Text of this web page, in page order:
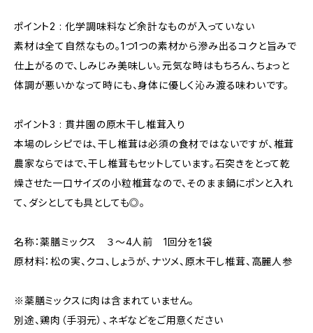
ポイント2 : 化学調味料など余計なものが入っていない
素材は全て自然なもの。1つ1つの素材から滲み出るコクと旨みで
仕上がるので、しみじみ美味しい。元気な時はもちろん、ちょっと
体調が悪いかなって時にも、身体に優しく沁み渡る味わいです。
ポイント3 : 貫井園の原木干し椎茸入り
本場のレシピでは、干し椎茸は必須の食材ではないですが、椎茸
農家ならではで、干し椎茸もセットしています。石突きをとって乾
燥させた一口サイズの小粒椎茸なので、そのまま鍋にポンと入れ
て、ダシとしても具としても◎。
名称：薬膳ミックス ３～4人前 1回分を1袋
原材料：松の実、クコ、しょうが、ナツメ、原木干し椎茸、高麗人参
※薬膳ミックスに肉は含まれていません。
別途、鶏肉（手羽元）、ネギなどをご用意ください